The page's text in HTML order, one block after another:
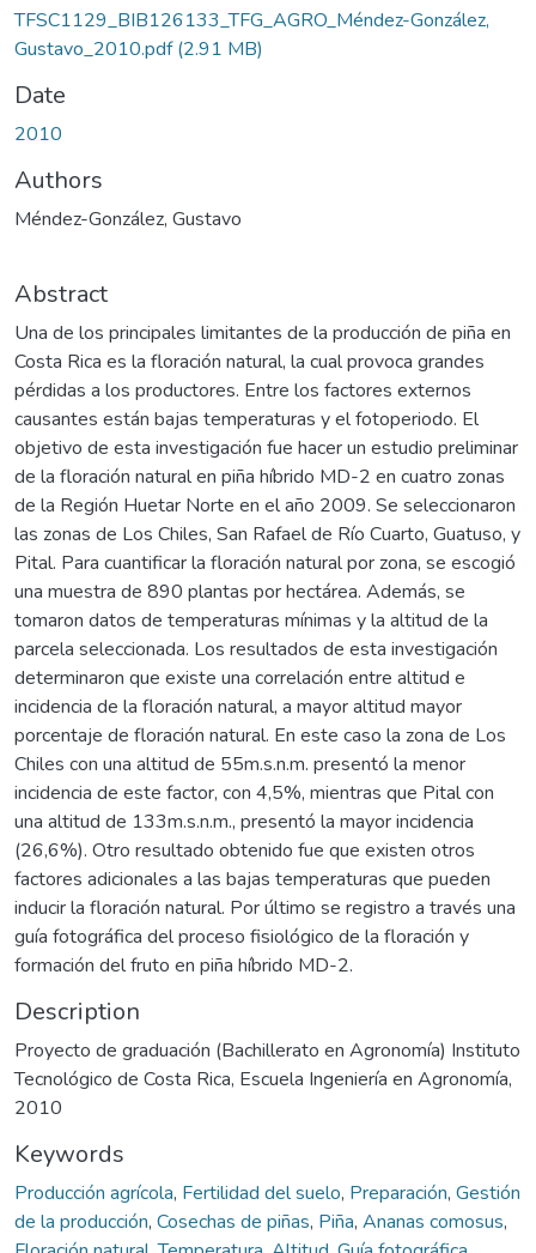
TFSC1129_BIB126133_TFG_AGRO_Méndez-González,
Gustavo_2010.pdf(2.91 MB)
Date
2010
Authors
Méndez-González, Gustavo
Abstract
Una de los principales limitantes de la producción de piña en
Costa Rica es la floración natural, la cual provoca grandes
pérdidas a los productores. Entre los factores externos
causantes están bajas temperaturas y el fotoperiodo. El
objetivo de esta investigación fue hacer un estudio preliminar
de la floración natural en piña híbrido MD-2 en cuatro zonas
de la Región Huetar Norte en el año 2009. Se seleccionaron
las zonas de Los Chiles, San Rafael de Río Cuarto, Guatuso, y
Pital. Para cuantificar la floración natural por zona, se escogió
una muestra de 890 plantas por hectárea. Además, se
tomaron datos de temperaturas mínimas y la altitud de la
parcela seleccionada. Los resultados de esta investigación
determinaron que existe una correlación entre altitud e
incidencia de la floración natural, a mayor altitud mayor
porcentaje de floración natural. En este caso la zona de Los
Chiles con una altitud de 55m.s.n.m. presentó la menor
incidencia de este factor, con 4,5%, mientras que Pital con
una altitud de 133m.s.n.m., presentó la mayor incidencia
(26,6%). Otro resultado obtenido fue que existen otros
factores adicionales a las bajas temperaturas que pueden
inducir la floración natural. Por último se registro a través una
guía fotográfica del proceso fisiológico de la floración y
formación del fruto en piña híbrido MD-2.
Description
Proyecto de graduación (Bachillerato en Agronomía) Instituto
Tecnológico de Costa Rica, Escuela Ingeniería en Agronomía,
2010
Keywords
Producción agrícola, Fertilidad del suelo, Preparación, Gestión
de la producción, Cosechas de piñas, Piña, Ananas comosus,